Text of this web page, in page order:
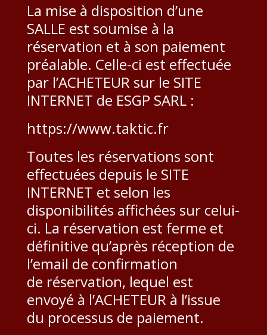
La mise à disposition d’une
SALLE est soumise à la
réservation et à son paiement
préalable. Celle-ci est effectuée
par l’ACHETEUR sur le SITE
INTERNET de ESGP SARL :
https://www.taktic.fr
Toutes les réservations sont
effectuées depuis le SITE
INTERNET et selon les
disponibilités affichées sur celui-
ci. La réservation est ferme et
définitive qu’après réception de
l’email de confirmation
de réservation, lequel est
envoyé à l’ACHETEUR à l’issue
du processus de paiement.